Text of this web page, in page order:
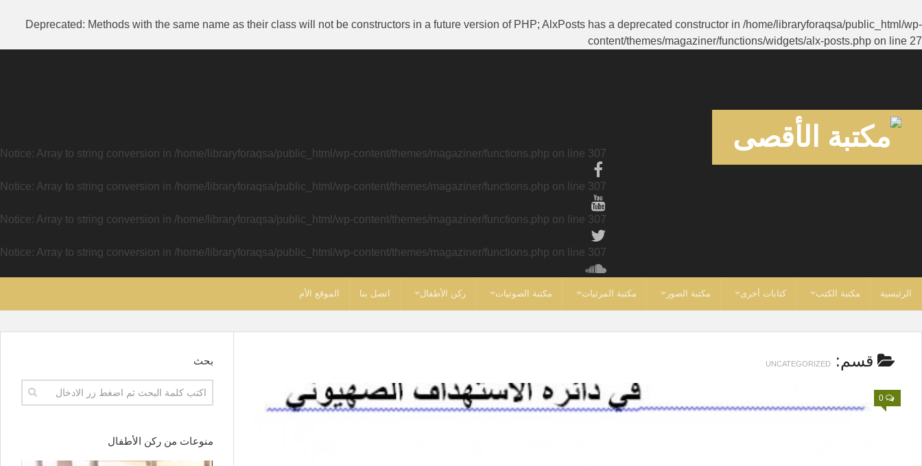
Deprecated: Methods with the same name as their class will not be constructors in a future version of PHP; AlxPosts has a deprecated constructor in /home/libraryforaqsa/public_html/wp-
content/themes/magaziner/functions/widgets/alx-posts.php on line 27
Notice: Array to string conversion in /home/libraryforaqsa/public_html/wp-content/themes/magaziner/functions.php on line 307
Notice: Array to string conversion in /home/libraryforaqsa/public_html/wp-content/themes/magaziner/functions.php on line 307
Notice: Array to string conversion in /home/libraryforaqsa/public_html/wp-content/themes/magaziner/functions.php on line 307
Notice: Array to string conversion in /home/libraryforaqsa/public_html/wp-content/themes/magaziner/functions.php on line 307
الرئيسية مكتبة الكتب كتابات أخرى مكتبة الصور مكتبة المرئيات مكتبة الصوتيات ركن الأطفال اتصل بنا الموقع الأم
قسم: UNCATEGORIZED
0
بحث
منوعات من ركن الأطفال